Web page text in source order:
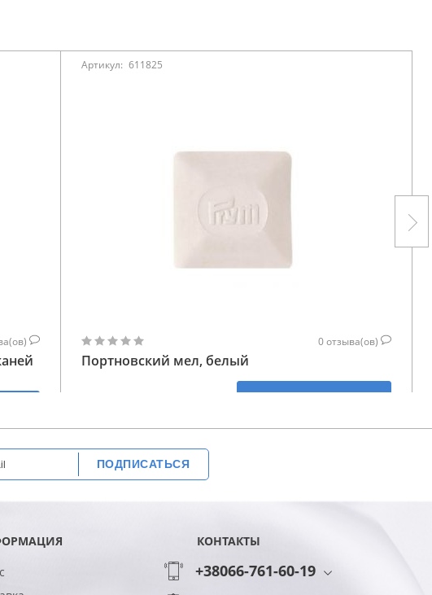
Артикул: 611825
0отзыва(ов)
Портновский мел, белый
ПОДПИСАТЬСЯ
КОНТАКТЫ
+38066-761-60-19